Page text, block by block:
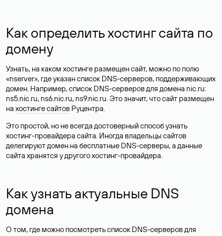
Как определить хостинг сайта по
домену
Узнать, на каком хостинге размещен сайт, можно по полю
«nserver», где указан список DNS-серверов, поддерживающих
домен. Например, список DNS-серверов для домена nic.ru:
ns5.nic.ru, ns6.nic.ru, ns9.nic.ru. Это значит, что сайт размещен
на хостинге сайтов Руцентра.
Это простой, но не всегда достоверный способ узнать
хостинг-провайдера сайта. Иногда владельцы сайтов
делегируют домен на бесплатные DNS-серверы, а данные
сайта хранятся у другого хостинг-провайдера.
Как узнать актуальные DNS
домена
О том, где можно посмотреть список DNS-серверов для